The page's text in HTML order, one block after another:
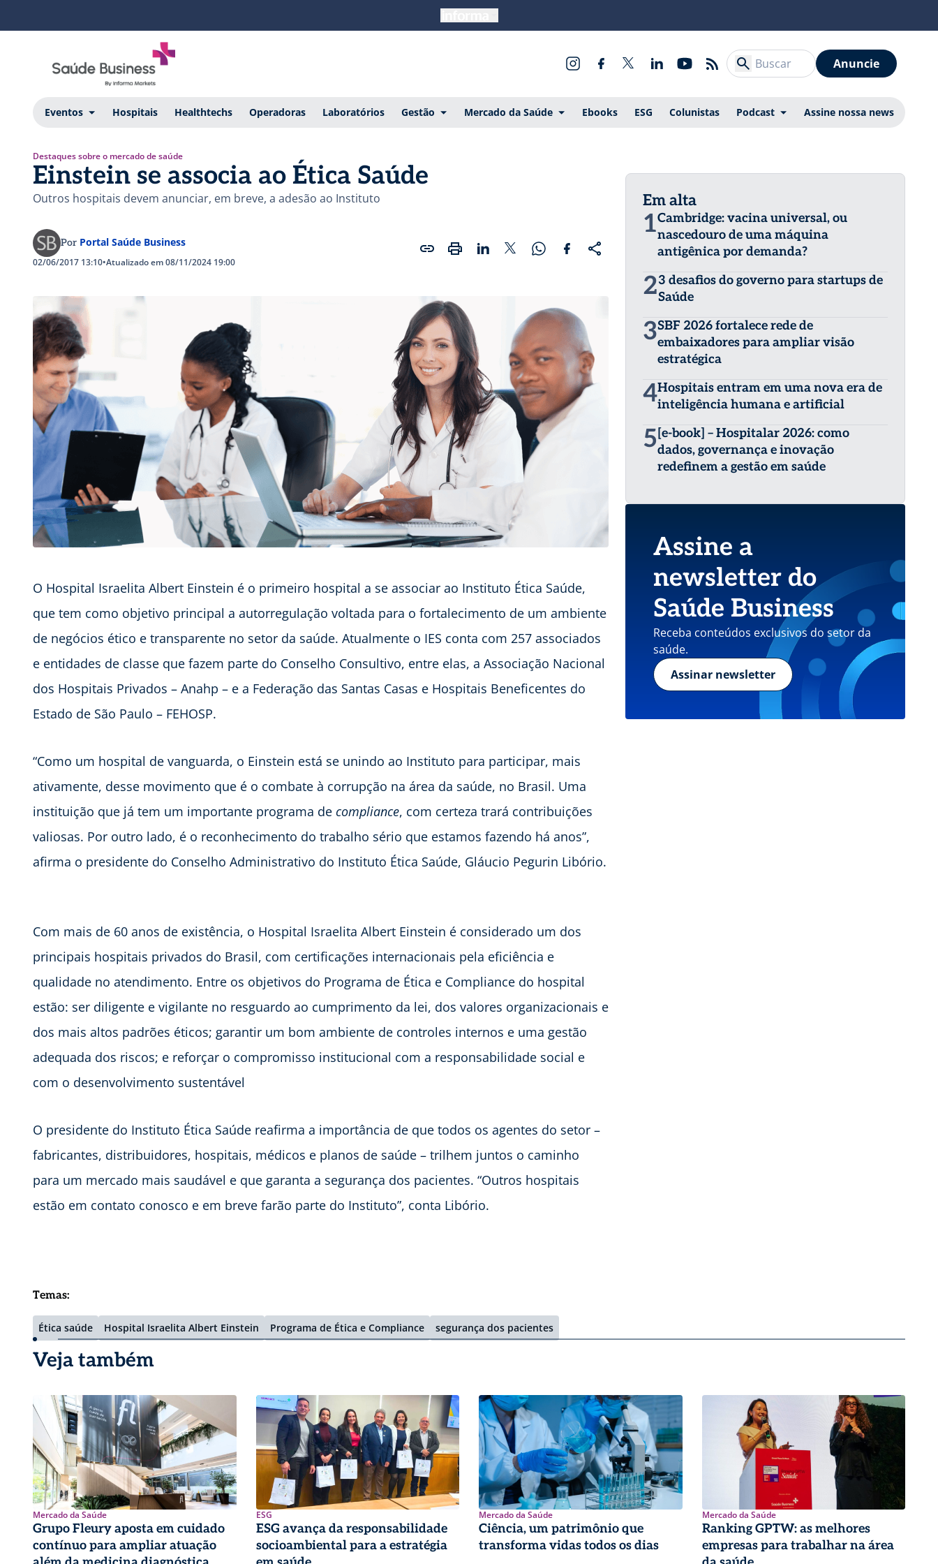
Anuncie
Eventos Hospitais Healthtechs Operadoras Laboratórios Gestão Mercado da Saúde Ebooks ESG Colunistas Podcast Assine nossa news
Destaques sobre o mercado de saúde
Einstein se associa ao Ética Saúde
Outros hospitais devem anunciar, em breve, a adesão ao Instituto
Por Portal Saúde Business
02/06/2017 13:10•Atualizado em 08/11/2024 19:00
O Hospital Israelita Albert Einstein é o primeiro hospital a se associar ao Instituto Ética Saúde,
que tem como objetivo principal a autorregulação voltada para o fortalecimento de um ambiente
de negócios ético e transparente no setor da saúde. Atualmente o IES conta com 257 associados
e entidades de classe que fazem parte do Conselho Consultivo, entre elas, a Associação Nacional
dos Hospitais Privados – Anahp – e a Federação das Santas Casas e Hospitais Beneficentes do
Estado de São Paulo – FEHOSP.
“Como um hospital de vanguarda, o Einstein está se unindo ao Instituto para participar, mais
ativamente, desse movimento que é o combate à corrupção na área da saúde, no Brasil. Uma
instituição que já tem um importante programa de compliance, com certeza trará contribuições
valiosas. Por outro lado, é o reconhecimento do trabalho sério que estamos fazendo há anos”,
afirma o presidente do Conselho Administrativo do Instituto Ética Saúde, Gláucio Pegurin Libório.
Com mais de 60 anos de existência, o Hospital Israelita Albert Einstein é considerado um dos
principais hospitais privados do Brasil, com certificações internacionais pela eficiência e
qualidade no atendimento. Entre os objetivos do Programa de Ética e Compliance do hospital
estão: ser diligente e vigilante no resguardo ao cumprimento da lei, dos valores organizacionais e
dos mais altos padrões éticos; garantir um bom ambiente de controles internos e uma gestão
adequada dos riscos; e reforçar o compromisso institucional com a responsabilidade social e
com o desenvolvimento sustentável
O presidente do Instituto Ética Saúde reafirma a importância de que todos os agentes do setor –
fabricantes, distribuidores, hospitais, médicos e planos de saúde – trilhem juntos o caminho
para um mercado mais saudável e que garanta a segurança dos pacientes. “Outros hospitais
estão em contato conosco e em breve farão parte do Instituto”, conta Libório.
Temas:
Ética saúde Hospital Israelita Albert Einstein Programa de Ética e Compliance segurança dos pacientes
Em alta
1Cambridge: vacina universal, ou
nascedouro de uma máquina
antigênica por demanda?
23 desafios do governo para startups de
Saúde
3SBF 2026 fortalece rede de
embaixadores para ampliar visão
estratégica
4Hospitais entram em uma nova era de
inteligência humana e artificial
5 [e-book] – Hospitalar 2026: como
dados, governança e inovação
redefinem a gestão em saúde
Assine a
newsletter do
Saúde Business
Receba conteúdos exclusivos do setor da
saúde.
Assinar newsletter
Veja também
Mercado da Saúde
Grupo Fleury aposta em cuidado
contínuo para ampliar atuação
ESG
ESG avança da responsabilidade
socioambiental para a estratégia
Mercado da Saúde
Ciência, um patrimônio que
transforma vidas todos os dias
Mercado da Saúde
Ranking GPTW: as melhores
empresas para trabalhar na área